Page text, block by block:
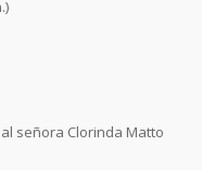
señora Clorinda Matto